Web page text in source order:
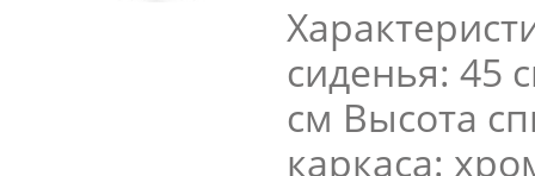
сиденья: 45
см Высота
каркаса: